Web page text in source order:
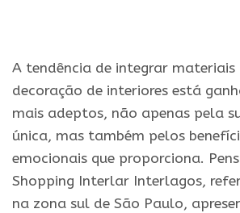
A tendência de integrar
decoração de interiores está
mais adeptos, não apenas pela
única, mas também pelos
emocionais que proporciona.
Shopping Interlar Interlagos,
na zona sul de São Paulo,